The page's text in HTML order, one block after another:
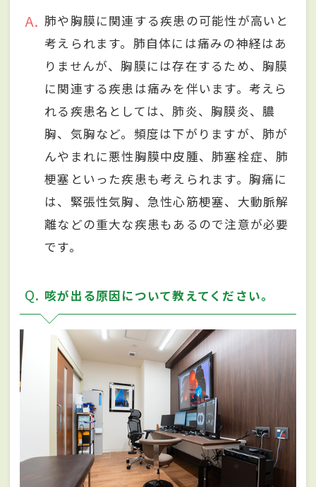
A
肺や胸膜に関連する疾患の可能性が⾼いと
考えられます。肺⾃体には痛みの神経はあ
りませんが、胸膜には存在するため、胸膜
に関連する疾患は痛みを伴います。考えら
れる疾患名としては、肺炎、胸膜炎、膿
胸、気胸など。頻度は下がりますが、肺が
んやまれに悪性胸膜中⽪腫、肺塞栓症、肺
梗塞といった疾患も考えられます。胸痛に
は、緊張性気胸、急性⼼筋梗塞、⼤動脈解
離などの重⼤な疾患もあるので注意が必要
です。
Q 咳が出る原因について教えてください。